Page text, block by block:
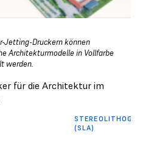
Jetting-Druckern können
Architekturmodelle in Vollfarbe
werden.
für die Architektur im
STEREOLITHOGRAFIE
(SLA)